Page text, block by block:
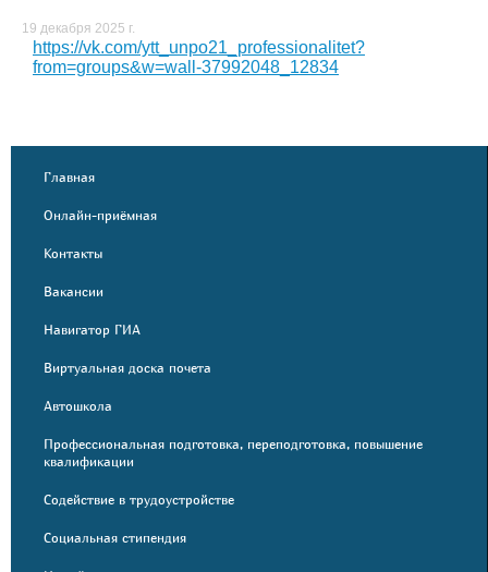
19 декабря 2025 г.
https://vk.com/ytt_unpo21_professionalitet?
from=groups&w=wall-37992048_12834
Главная
Онлайн-приёмная
Контакты
Вакансии
Навигатор ГИА
Виртуальная доска почета
Автошкола
Профессиональная подготовка, переподготовка, повышение
квалификации
Содействие в трудоустройстве
Социальная стипендия